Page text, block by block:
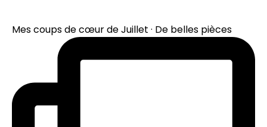
Mes coups de cœur de Juillet · De belles pièces